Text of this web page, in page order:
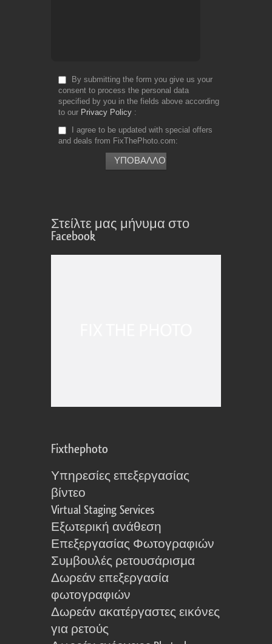
By submitting the form you give us your
consent to process the personal data
specified by you in the fields above according
to our Privacy Policy
I agree to be updated with special offers
and deals from FixThePhoto.com
Στείλτε μας μήνυμα στο
Facebook
Fixthephoto
Υπηρεσίες επεξεργασίας
βίντεο
Virtual Staging Services
Εξωτερική ανάθεση
Επεξεργασίας Φωτογραφιών
Συμβουλές ρετουσάρισμα
Δωρεάν επεξεργασία
φωτογραφιών
Δωρεάν ακατέργαστες εικόνες
για ρετούς